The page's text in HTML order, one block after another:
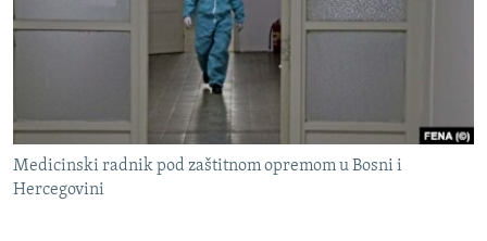
ISPRIČAJ MI
VIŠE OD NASLOVA
GENOCID U SREBRENICI
PRATITE NAS
Medicinski radnik pod zaštitnom opremom u Bosni i
Hercegovini